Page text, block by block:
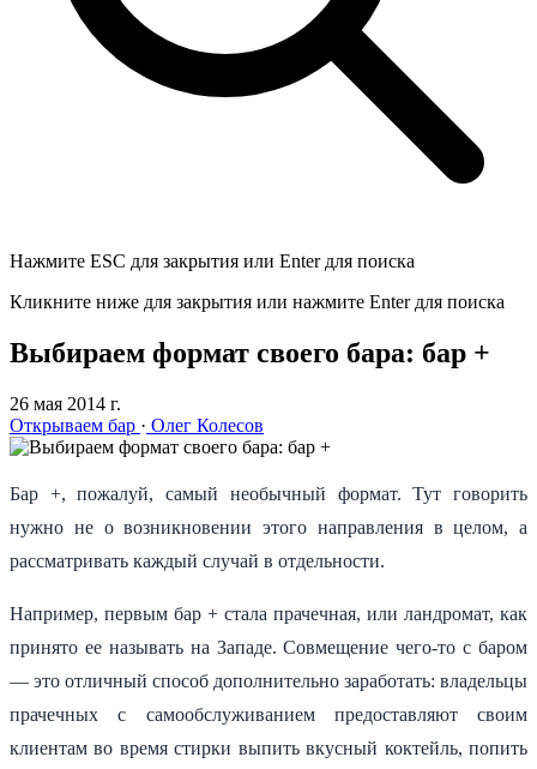
Нажмите ESC для закрытия или Enter для поиска
Кликните ниже для закрытия или нажмите Enter для поиска
Выбираем формат своего бара: бар +
26 мая 2014 г.
Открываем бар · Олег Колесов
Бар +, пожалуй, самый необычный формат. Тут говорить
нужно не о возникновении этого направления в целом, а
рассматривать каждый случай в отдельности.
Например, первым бар + стала прачечная, или ландромат, как
принято ее называть на Западе. Совмещение чего-то с баром
— это отличный способ дополнительно заработать: владельцы
прачечных с самообслуживанием предоставляют своим
клиентам во время стирки выпить вкусный коктейль, попить